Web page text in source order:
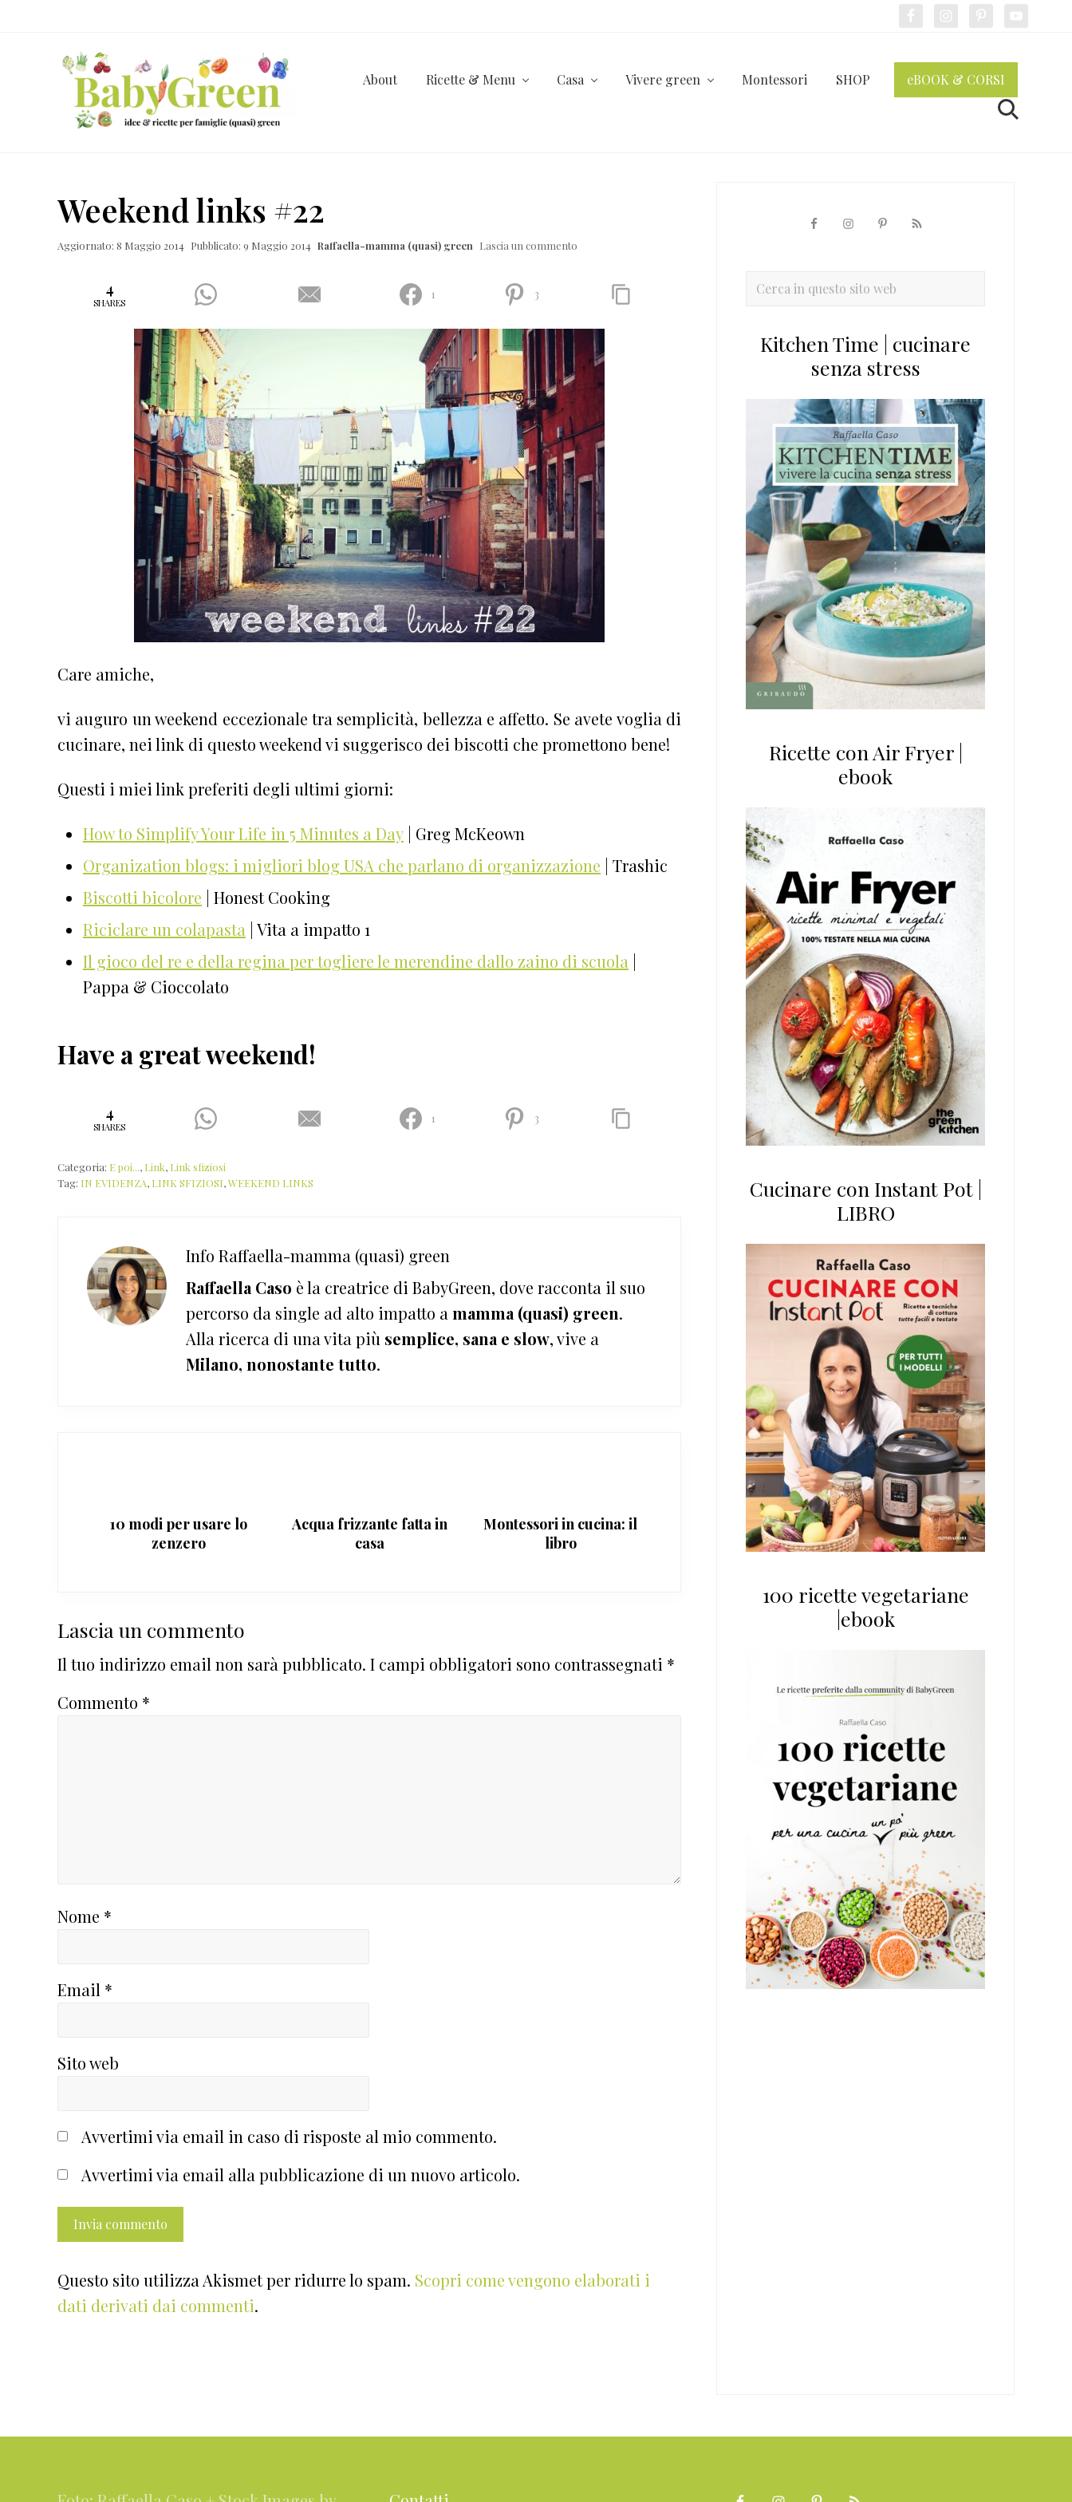
ricette
per
About Ricette & Menu Casa Vivere green Montessori SHOP eBOOK & CORSI
Cerca
Weekend links #22
Aggiornato: 8 Maggio 2014 Pubblicato: 9 Maggio 2014 Raffaella-mamma (quasi) green Lascia un commento
4
SHARES
1 3
Care amiche,
vi auguro un weekend eccezionale tra semplicità, bellezza e affetto. Se avete voglia di
cucinare, nei link di questo weekend vi suggerisco dei biscotti che promettono bene!
Questi i miei link preferiti degli ultimi giorni:
How to Simplify Your Life in 5 Minutes a Day | Greg McKeown
Organization blogs: i migliori blog USA che parlano di organizzazione | Trashic
Biscotti bicolore | Honest Cooking
Riciclare un colapasta | Vita a impatto 1
Il gioco del re e della regina per togliere le merendine dallo zaino di scuola
Pappa & Cioccolato
Have a great weekend!
4
SHARES
1 3
Categoria: E poi..., Link, Link sfiziosi
Tag: IN EVIDENZA, LINK SFIZIOSI,WEEKEND LINKS
Info Raffaella-mamma (quasi) green
Raffaella Caso è la creatrice di BabyGreen, dove racconta il suo
percorso da single ad alto impatto a mamma (quasi) green.
Alla ricerca di una vita più semplice, sana e slow, vive a
Milano, nonostante tutto.
10 modi per usare lo
zenzero
Acqua frizzante fatta in
casa
Montessori in cucina: il
libro
Interazioni
del
lettore
Lascia un commento
Il tuo indirizzo email non sarà pubblicato. I campi obbligatori sono contrassegnati *
Commento *
Nome *
Email *
Sito web
Avvertimi via email in caso di risposte al mio commento.
Avvertimi via email alla pubblicazione di un nuovo articolo.
Questo sito utilizza Akismet per ridurre lo spam. Scopri come vengono elaborati i
dati derivati dai commenti.
primaria
Cerca
sitoKitchen Time | cucinare
senza stress
Ricette con Air Fryer |
ebook
Cucinare con Instant Pot |
LIBRO
100 ricette vegetariane
|ebook